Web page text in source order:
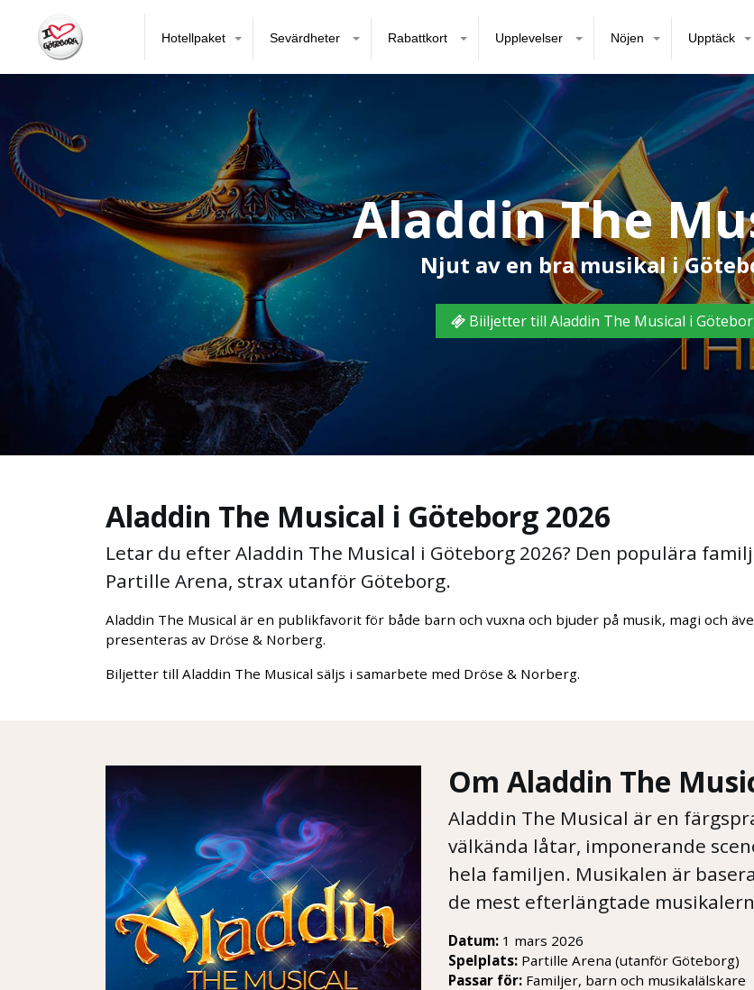
Hotellpaket Sevärdheter Rabattkort Upplevelser Nöjen Upptäck
Aladdin The
Njut av en bra musikal i
Biiljetter till Aladdin The Musical i
Aladdin The Musical i Göteborg 2026
Letar du efter Aladdin The Musical i Göteborg 2026? Den populära
Partille Arena, strax utanför Göteborg.
Aladdin The Musical är en publikfavorit för både barn och vuxna och bjuder på musik, magi och
presenteras av Dröse & Norberg.
Biljetter till Aladdin The Musical säljs i samarbete med Dröse & Norberg.
Om Aladdin The
Aladdin The Musical är en
välkända låtar, imponerande
hela familjen. Musikalen är
de mest efterlängtade
Datum: 1 mars 2026
Spelplats: Partille Arena (utanför Göteborg)
Passar för: Familjer, barn och musikalälskare